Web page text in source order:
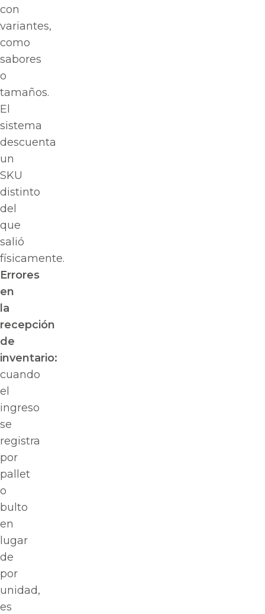
con
variantes,
como
sabores
o
tamaños.
El
sistema
descuenta
un
SKU
distinto
del
que
salió
físicamente.
Errores
en
la
recepción
de
inventario:
cuando
el
ingreso
se
registra
por
pallet
o
bulto
en
lugar
de
por
unidad,
es